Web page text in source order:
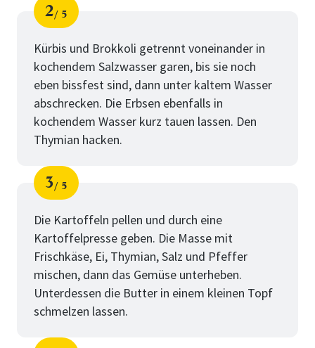
Schritt
2
von
5
Kürbis und Brokkoli getrennt voneinander in
kochendem Salzwasser garen, bis sie noch
eben bissfest sind, dann unter kaltem Wasser
abschrecken. Die Erbsen ebenfalls in
kochendem Wasser kurz tauen lassen. Den
Thymian hacken.
Schritt
3
von
5
Die Kartoffeln pellen und durch eine
Kartoffelpresse geben. Die Masse mit
Frischkäse, Ei, Thymian, Salz und Pfeffer
mischen, dann das Gemüse unterheben.
Unterdessen die Butter in einem kleinen Topf
schmelzen lassen.